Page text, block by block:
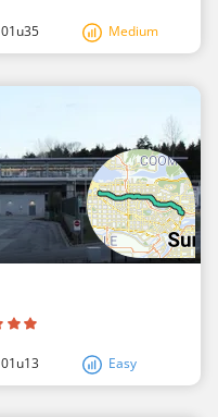
01u35 Medium
01u13 Easy